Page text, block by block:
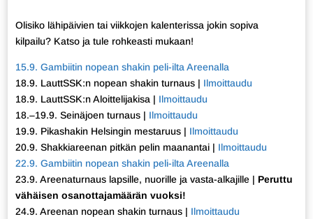
Olisiko lähipäivien tai viikkojen kalenterissa jokin sopiva
kilpailu? Katso ja tule rohkeasti mukaan!
15.9. Gambiitin nopean shakin peli-ilta Areenalla
18.9. LauttSSK:n nopean shakin turnaus | Ilmoittaudu
18.9. LauttSSK:n Aloittelijakisa | Ilmoittaudu
18.–19.9. Seinäjoen turnaus | Ilmoittaudu
19.9. Pikashakin Helsingin mestaruus | Ilmoittaudu
20.9. Shakkiareenan pitkän pelin maanantai | Ilmoittaudu
22.9. Gambiitin nopean shakin peli-ilta Areenalla
23.9. Areenaturnaus lapsille, nuorille ja vasta-alkajille | Peruttu
vähäisen osanottajamäärän vuoksi!
24.9. Areenan nopean shakin turnaus | Ilmoittaudu